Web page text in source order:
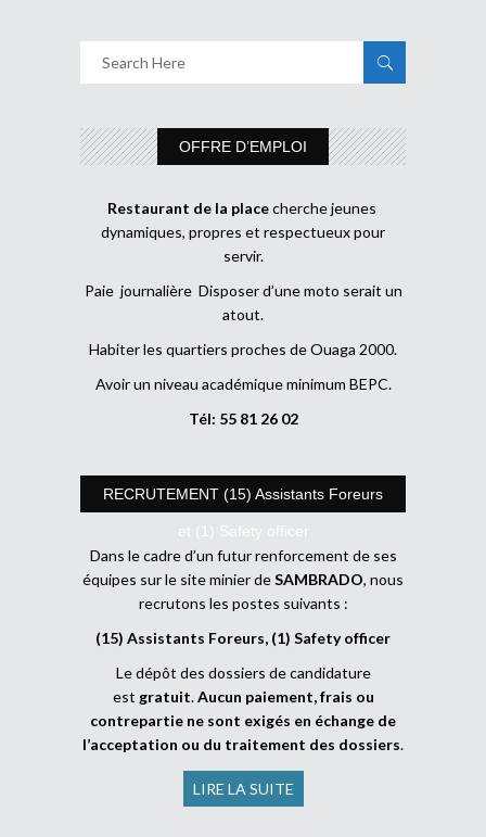
OFFRE D’EMPLOI
Restaurant de la placecherche jeunes
dynamiques, propres et respectueux pour
servir.
Paie journalière Disposer d’une moto serait un
atout.
Habiter les quartiers proches de Ouaga 2000.
Avoir un niveau académique minimum BEPC.
Tél: 55 81 26 02
RECRUTEMENT (15) Assistants Foreurs
et (1) Safety officer
Dans le cadre d’un futur renforcement de ses
équipes sur le site minier deSAMBRADO, nous
recrutons les postes suivants :
(15) Assistants Foreurs, (1) Safety officer
Le dépôt des dossiers de candidature
est gratuit.Aucun paiement, frais ou
contrepartie ne sont exigés en échange de
l’acceptation ou du traitement des dossiers.
LIRE LA SUITE